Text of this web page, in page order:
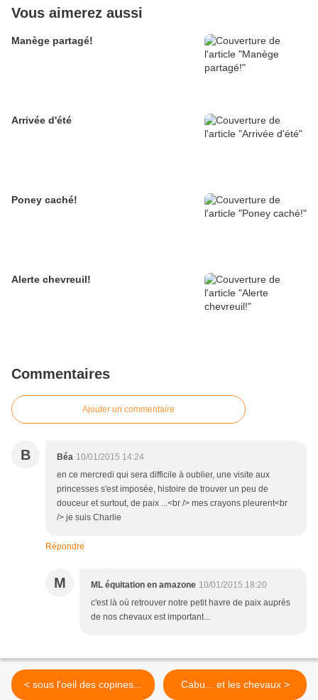
Vous aimerez aussi
Manège partagé!
Arrivée d'été
Poney caché!
Alerte chevreuil!
Commentaires
Ajouter un commentaire
B Béa 10/01/2015 14:24
en ce mercredi qui sera difficile à oublier, une visite aux
princesses s'est imposée, histoire de trouver un peu de
douceur et surtout, de paix ...<br /> mes crayons pleurent<br
/> je suis Charlie
Répondre
M ML équitation en amazone 10/01/2015 18:20
c'est là où retrouver notre petit havre de paix auprès
de nos chevaux est important...
< sous l'oeil des copines... Cabu... et les chevaux >